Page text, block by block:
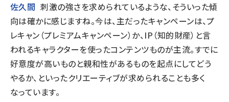
佐久間 刺激の強さを求められているような、そういった傾
向は確かに感じますね。今は、主だったキャンペーンは、プ
レキャン（プレミアムキャンペーン）か、IP（知的財産）と言
われるキャラクターを使ったコンテンツものが主流。すでに
好意度が高いものと親和性があるものを起点にしてどう
やるか、といったクリエーティブが求められることも多く
なっています。